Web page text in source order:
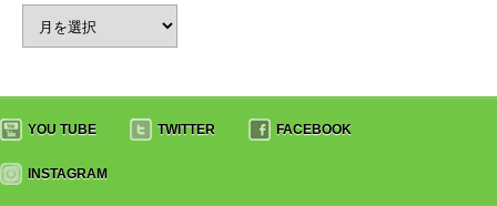
YOU TUBE TWITTER FACEBOOK
INSTAGRAM